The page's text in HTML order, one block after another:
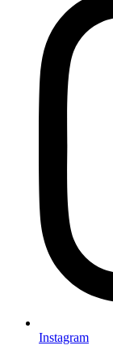
Instagram